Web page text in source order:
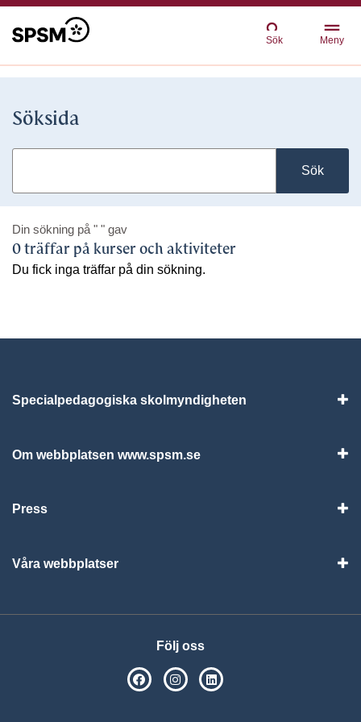
Sök Meny
Söksida
Sök
Din sökning på " " gav
0 träffar på kurser och aktiviteter
Du fick inga träffar på din sökning.
Specialpedagogiska skolmyndigheten
Om webbplatsen www.spsm.se
Press
Våra webbplatser
Följ oss
SPSM på Facebook
SPSM på Instagram